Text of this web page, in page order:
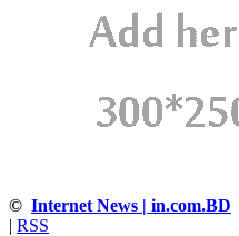
© Internet News | in.com.BD
| RSS